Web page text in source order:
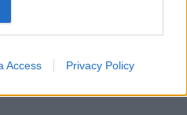
Access Privacy Policy
Πλαίσιο για τον
ξέσπασε στα κοινωνικά